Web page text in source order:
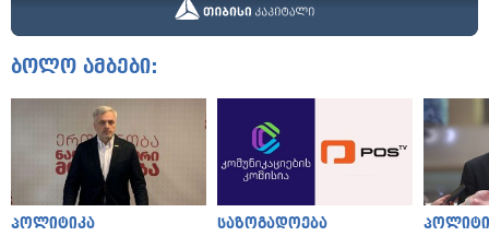
ბოლო ამბები:
პოლიტიკა საზოგადოება